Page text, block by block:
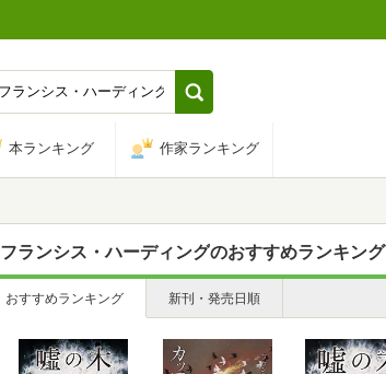
本ランキング 作家ランキング
フランシス・ハーディングのおすすめランキング
おすすめランキング 新刊・発売日順